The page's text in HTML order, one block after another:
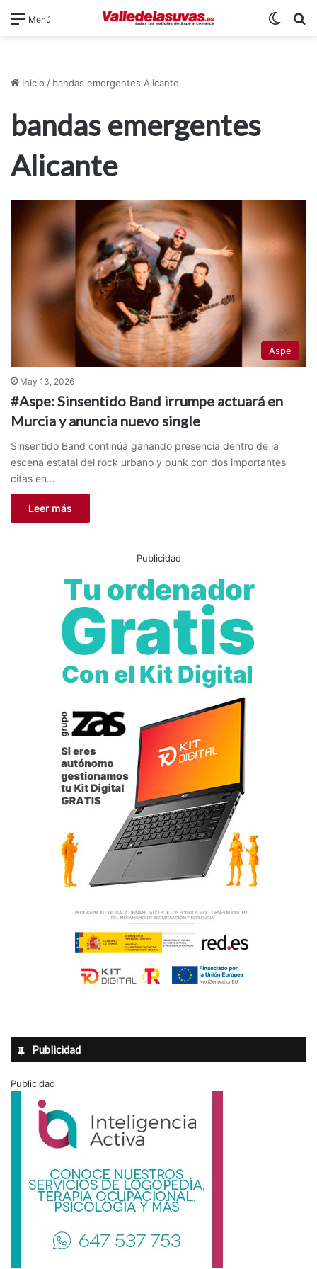
Menú
Inicio / bandas emergentes Alicante
bandas emergentes
Alicante
Aspe
May 13, 2026
#Aspe: Sinsentido Band irrumpe actuará en
Murcia y anuncia nuevo single
Sinsentido Band continúa ganando presencia dentro de la
escena estatal del rock urbano y punk con dos importantes
citas en…
Leer más
Publicidad
Publicidad
Publicidad